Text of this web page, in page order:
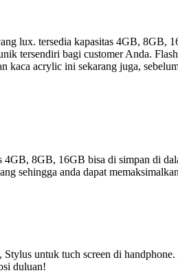
lux. tersedia kapasitas 4GB,
tersendiri bagi customer Anda.
acrylic ini sekarang juga,
8GB, 16GB bisa di simpan di
sehingga anda dapat
untuk tuch screen di
duluan!